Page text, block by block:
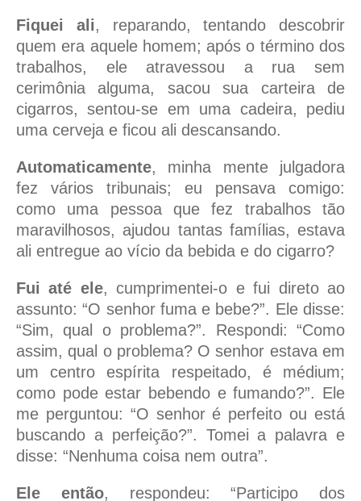
Fiquei ali, reparando, tentando descobrir
quem era aquele homem; após o término dos
trabalhos, ele atravessou a rua sem
cerimônia alguma, sacou sua carteira de
cigarros, sentou-se em uma cadeira, pediu
uma cerveja e ficou ali descansando.
Automaticamente, minha mente julgadora
fez vários tribunais; eu pensava comigo:
como uma pessoa que fez trabalhos tão
maravilhosos, ajudou tantas famílias, estava
ali entregue ao vício da bebida e do cigarro?
Fui até ele, cumprimentei-o e fui direto ao
assunto: “O senhor fuma e bebe?”. Ele disse:
“Sim, qual o problema?”. Respondi: “Como
assim, qual o problema? O senhor estava em
um centro espírita respeitado, é médium;
como pode estar bebendo e fumando?”. Ele
me perguntou: “O senhor é perfeito ou está
buscando a perfeição?”. Tomei a palavra e
disse: “Nenhuma coisa nem outra”.
Ele então, respondeu: “Participo dos